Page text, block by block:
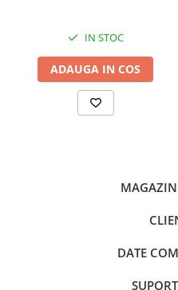
IN STOC
ADAUGA IN COS
DATE